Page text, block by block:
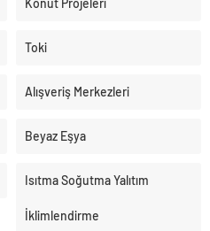
Konut Projeleri
Toki
Alışveriş Merkezleri
Beyaz Eşya
Isıtma Soğutma Yalıtım
İklimlendirme